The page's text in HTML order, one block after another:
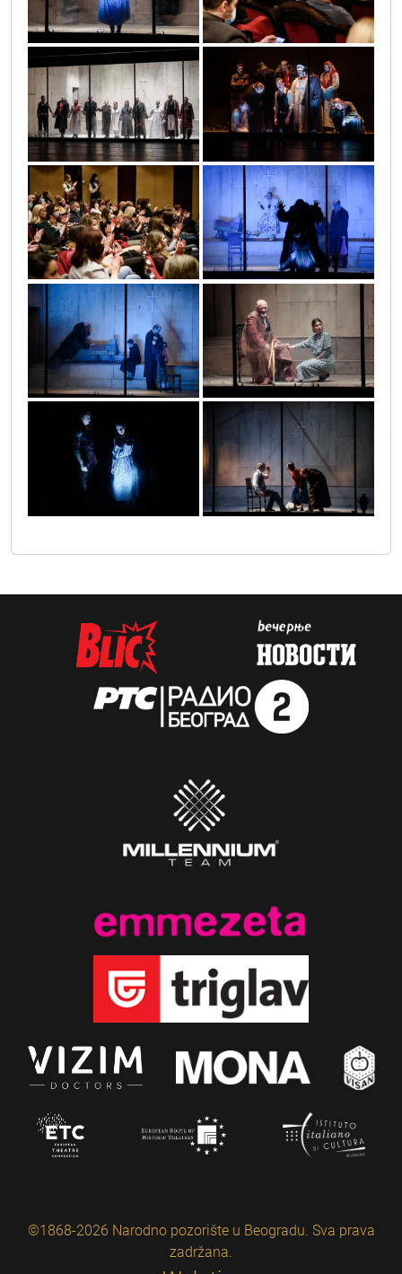
dsc_0684 dsc_0653
dsc_0667 dsc_0614
dsc_0611 dsc_0567
dsc_0572 dsc_0638
©1868-2026 Narodno pozorište u Beogradu. Sva prava
zadržana.